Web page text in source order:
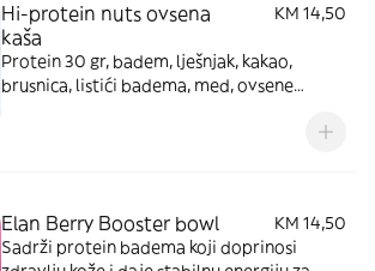
miks orašastih plodova i sjemenke bundeve,
brusnice, banana, 100% kikiriki puter i crna
čokolada. Za cheat day ili kada poželite
dodatni užitak, tu su naši prelivi od
Hi-protein nuts ovsena
kaša
KM 14,50
Protein 30 gr, badem, lješnjak, kakao,
brusnica, listići badema, med, ovsene
Elan Berry Booster bowl
KM 14,50
Sadrži protein badema koji doprinosi